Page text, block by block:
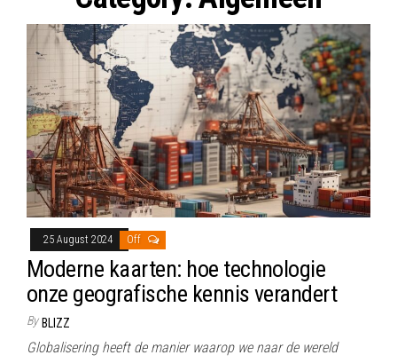
25 August 2024 Off
Moderne kaarten: hoe technologie
onze geografische kennis verandert
By BLIZZ
Globalisering heeft de manier waarop we naar de wereld